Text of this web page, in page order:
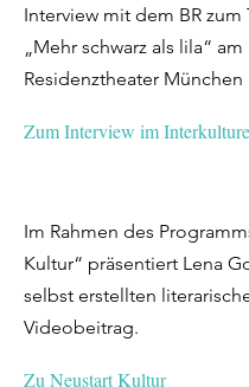
Interview mit dem BR zum
„Mehr schwarz als lila“ am
Residenztheater München
Zum Interview im
Im Rahmen des
Kultur“ präsentiert Lena
selbst erstellten
Videobeitrag.
Zu Neustart Kultur